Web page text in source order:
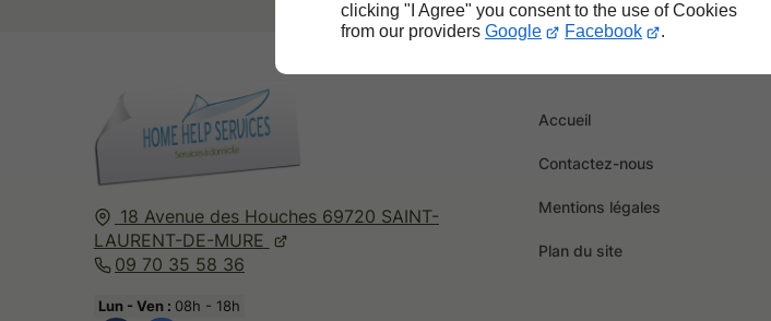
clicking "I Agree" you consent to the use of Cookies
from our providers Google Facebook .
18 Avenue des Houches 69720 SAINT-
LAURENT-DE-MURE
09 70 35 58 36
Lun - Ven : 08h - 18h
Accueil
Contactez-nous
Mentions légales
Plan du site